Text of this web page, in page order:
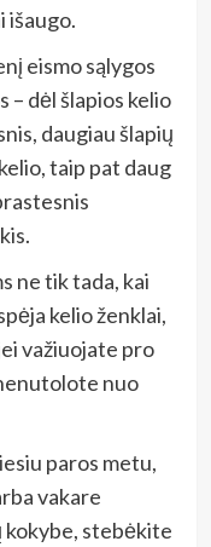
išaugo.
eismo sąlygos
– dėl šlapios kelio
daugiau šlapių
taip pat daug
ne tik tada, kai
kelio ženklai,
važiuojate pro
nuo
paros metu,
vakare
stebėkite